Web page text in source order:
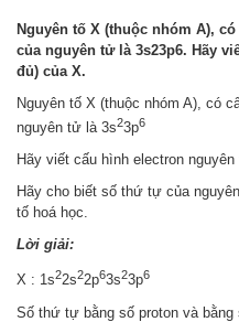
Nguyên tố X (thuộc nhóm A),
của nguyên tử là 3s23p6. Hãy
đủ) của X.
Nguyên tố X (thuộc nhóm A), có
nguyên tử là 3s23p6
Hãy viết cấu hình electron
Hãy cho biết số thứ tự của
tố hoá học.
Lời giải:
X : 1s22s22p63s23p6
Số thứ tự bằng số proton và